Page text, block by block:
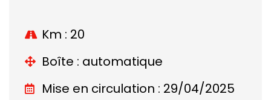
Km : 20
Boîte : automatique
Mise en circulation : 29/04/2025